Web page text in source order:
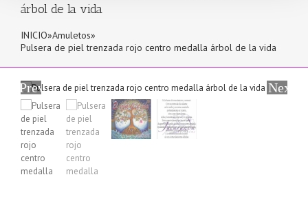
árbol de la vida
INICIO»Amuletos»
Pulsera de piel trenzada rojo centro medalla árbol de la vida
Previous Next